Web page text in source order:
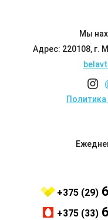
Мы
Адрес: 220108, г.
+375 (29)
+375 (33)